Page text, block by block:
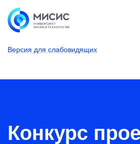
Версия для слабовидящих
Конкурс